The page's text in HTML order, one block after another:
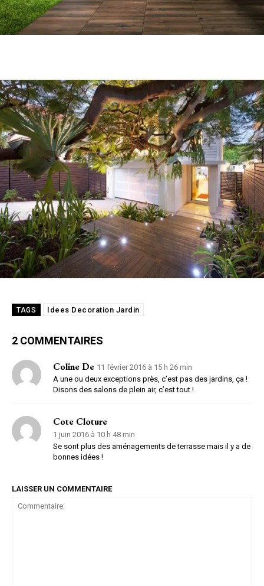
TAGS Idees Decoration Jardin
2 COMMENTAIRES
Coline De 11 février 2016 à 15 h 26 min
A une ou deux exceptions près, c’est pas des jardins, ça !
Disons des salons de plein air, c’est tout !
Cote Cloture
1 juin 2016 à 10 h 48 min
Se sont plus des aménagements de terrasse mais il y a de
bonnes idées !
LAISSER UN COMMENTAIRE